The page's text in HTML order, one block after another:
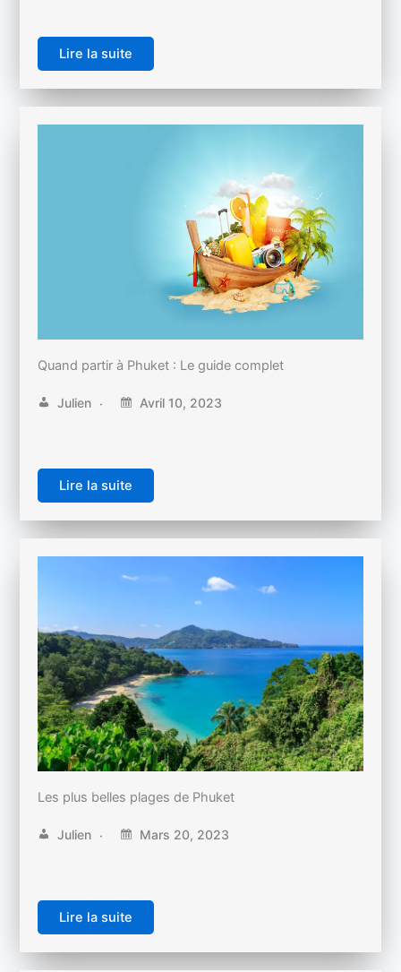
Lire la suite
Quand partir à Phuket : Le guide complet
Julien Avril 10, 2023
Lire la suite
Les plus belles plages de Phuket
Julien Mars 20, 2023
Lire la suite